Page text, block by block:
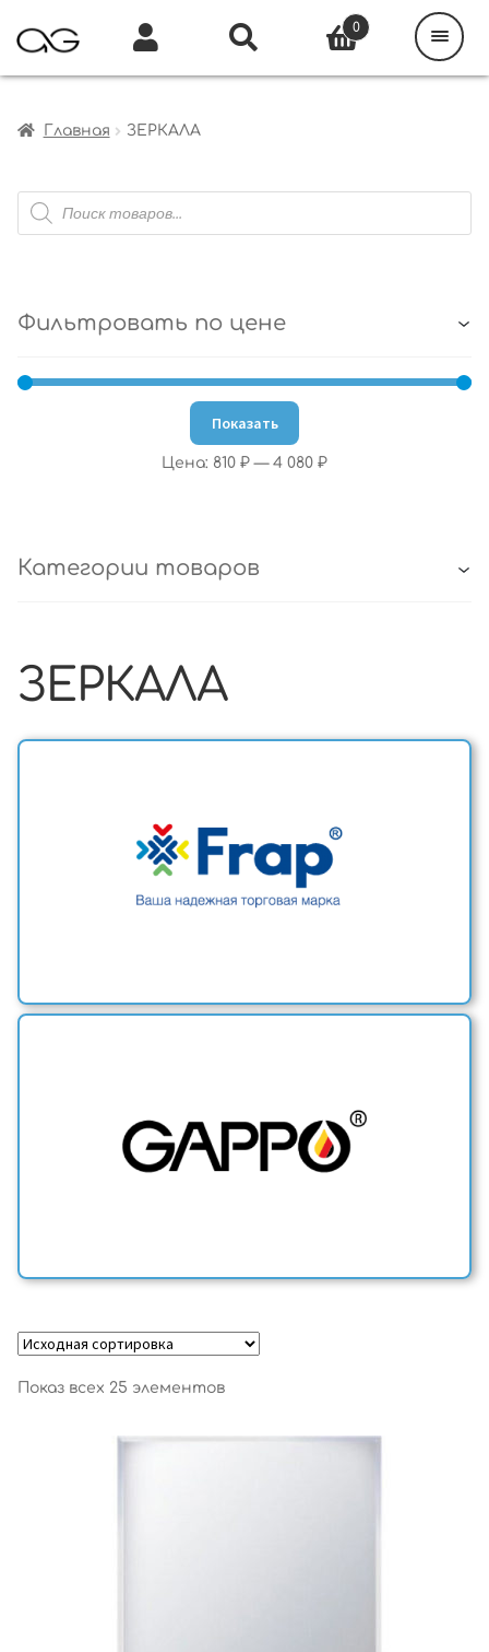
Главная ЗЕРКАЛА
Поиск
товаров
Фильтровать по цене
Показать
Цена: 810 ₽ — 4 080 ₽
Категории товаров
ЗЕРКАЛА
Показ всех 25 элементов
0